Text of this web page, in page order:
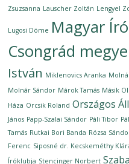
Zsuzsanna Lauscher Zoltán Lengyel
Lugosi Döme Magyar
Csongrád
István Miklenovics Aranka
Molnár Sándor Márok Tamás Másik
Háza Orcsik Roland Országos
János Papp-Szalai Sándor Páli Tibor
Tamás Rutkai Bori Banda Rózsa
Ferenc Siposné dr. Kecskeméthy
Íróklubja Stencinger Norbert